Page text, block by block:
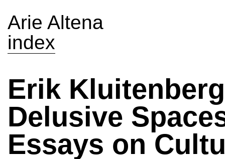
Arie Altena
index
Erik
Delusive
Essays on